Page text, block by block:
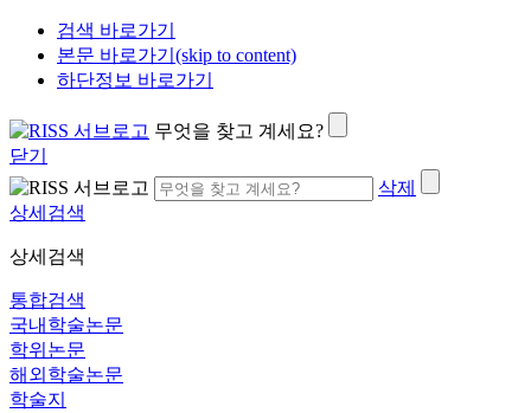
검색 바로가기
본문 바로가기(skip to content)
하단정보 바로가기
무엇을 찾고 계세요?
닫기
삭제
상세검색
상세검색
통합검색
국내학술논문
학위논문
해외학술논문
학술지